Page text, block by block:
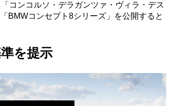
コンコルソ・デラガンツァ・ヴィラ・デス
BMWコンセプト8シリーズ」を公開すると
を提示